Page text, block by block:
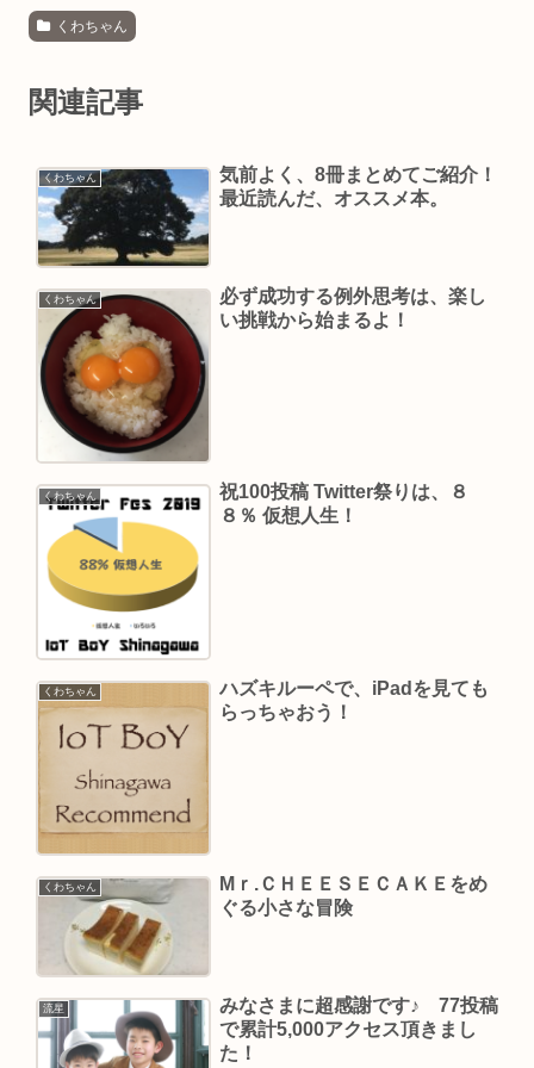
くわちゃん
関連記事
くわちゃん
気前よく、8冊まとめてご紹介！
最近読んだ、オススメ本。
くわちゃん
必ず成功する例外思考は、楽し
い挑戦から始まるよ！
くわちゃん
祝100投稿 Twitter祭りは、８
８％ 仮想人生！
くわちゃん
ハズキルーペで、iPadを見ても
らっちゃおう！
くわちゃん
Mｒ.ＣＨＥＥＳＥＣＡＫＥをめ
ぐる小さな冒険
流星
みなさまに超感謝です♪ 77投稿
で累計5,000アクセス頂きまし
た！